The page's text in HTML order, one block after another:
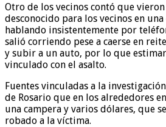
Otro de los vecinos contó que
desconocido para los vecinos en
hablando insistentemente por
salió corriendo pese a caerse en
y subir a un auto, por lo que
vinculado con el asalto.
Fuentes vinculadas a la
de Rosario que en los alrededores
una campera y varios dólares, que
robado a la víctima.